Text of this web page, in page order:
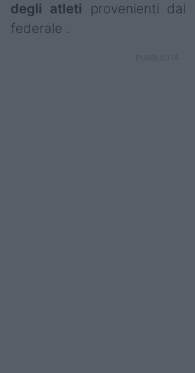
degli atleti provenienti dal
federale .